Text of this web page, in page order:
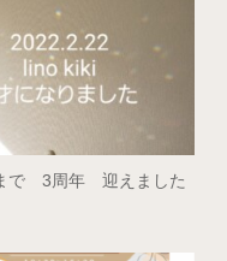
で 3周年 迎えました